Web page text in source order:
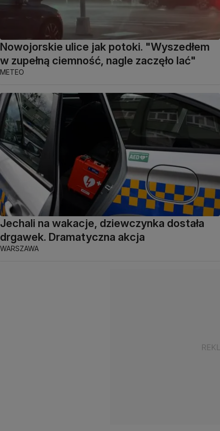
Nowojorskie ulice jak potoki. "Wyszedłem
w zupełną ciemność, nagle zaczęło lać"
METEO
Jechali na wakacje, dziewczynka dostała
drgawek. Dramatyczna akcja
WARSZAWA